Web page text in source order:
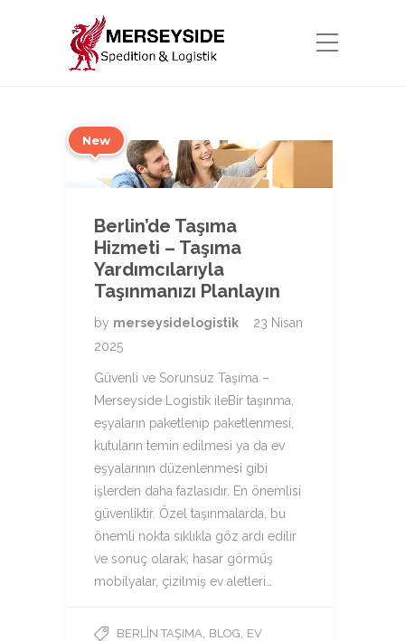
New
Berlin’de Taşıma
Hizmeti – Taşıma
Yardımcılarıyla
Taşınmanızı Planlayın
by merseysidelogistik
23 Nisan
2025
Güvenli ve Sorunsuz Taşıma –
Merseyside Logistik ileBir taşınma,
eşyaların paketlenip paketlenmesi,
kutuların temin edilmesi ya da ev
eşyalarının düzenlenmesi gibi
işlerden daha fazlasıdır. En önemlisi
güvenliktir. Özel taşınmalarda, bu
önemli nokta sıklıkla göz ardı edilir
ve sonuç olarak; hasar görmüş
mobilyalar, çizilmiş ev aletleri…
BERLIN TAŞIMA BLOG EV